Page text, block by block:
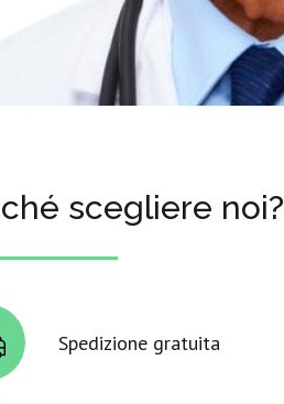
scegliere noi?
Spedizione gratuita